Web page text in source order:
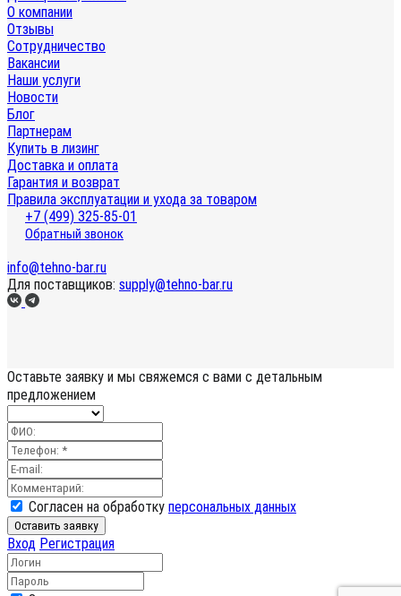
О компании
Отзывы
Сотрудничество
Вакансии
Наши услуги
Новости
Блог
Партнерам
Купить в лизинг
Доставка и оплата
Гарантия и возврат
Правила эксплуатации и ухода за товаром
+7 (499) 325-85-01
Обратный звонок
info@tehno-bar.ru
Для поставщиков: supply@tehno-bar.ru
Оставьте заявку и мы свяжемся с вами с детальным
предложением
Согласен на обработку персональных данных
Оставить заявку
Вход Регистрация